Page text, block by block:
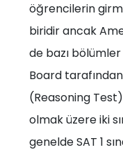
öğrencilerin
biridir ancak
de bazı
Board
(Reasoning
olmak üzere iki
genelde SAT 1